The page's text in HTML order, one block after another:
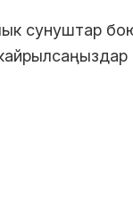
сунуштар